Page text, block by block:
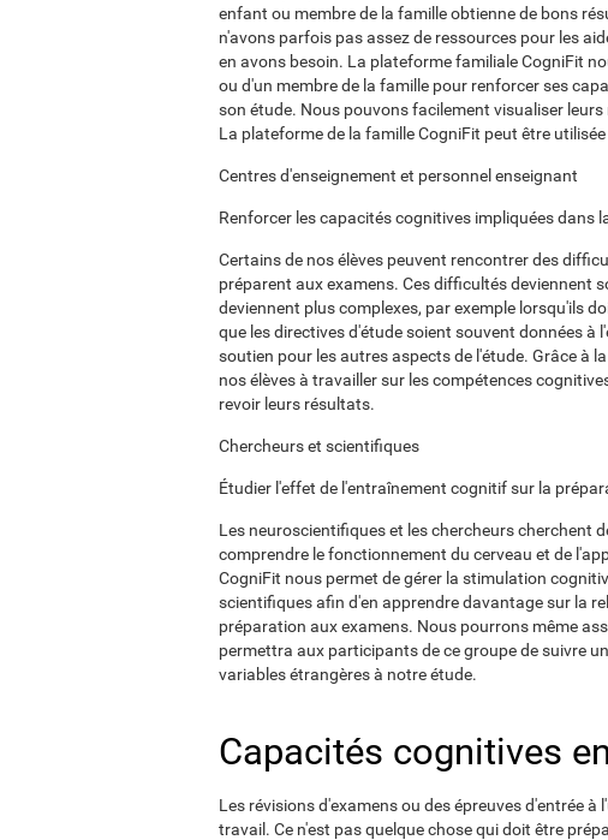
enfant ou membre de la famille obtienne de bons
n'avons parfois pas assez de ressources pour les
en avons besoin. La plateforme familiale CogniFit
ou d'un membre de la famille pour renforcer ses
son étude. Nous pouvons facilement visualiser
La plateforme de la famille CogniFit peut être utilisée
Centres d'enseignement et personnel enseignant
Renforcer les capacités cognitives impliquées dans
Certains de nos élèves peuvent rencontrer des
préparent aux examens. Ces difficultés deviennent
deviennent plus complexes, par exemple lorsqu'ils
que les directives d'étude soient souvent données
soutien pour les autres aspects de l'étude. Grâce à
nos élèves à travailler sur les compétences
revoir leurs résultats.
Chercheurs et scientifiques
Étudier l'effet de l'entraînement cognitif sur la
Les neuroscientifiques et les chercheurs cherchent
comprendre le fonctionnement du cerveau et de
CogniFit nous permet de gérer la stimulation
scientifiques afin d'en apprendre davantage sur la
préparation aux examens. Nous pourrons même
permettra aux participants de ce groupe de suivre
variables étrangères à notre étude.
Capacités cognitives
Les révisions d'examens ou des épreuves d'entrée
travail. Ce n'est pas quelque chose qui doit être